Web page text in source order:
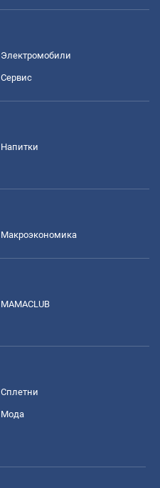
Электромобили
Сервис
Напитки
Mакроэкономика
MAMACLUB
Сплетни
Мода